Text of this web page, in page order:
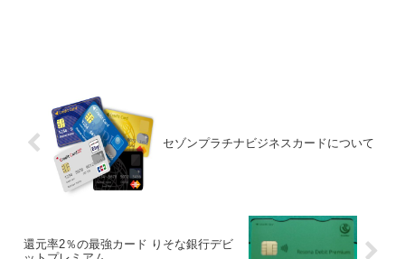
セゾンプラチナビジネスカードについて
還元率2％の最強カード りそな銀行デビ